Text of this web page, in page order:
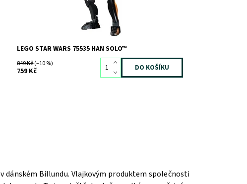
LEGO STAR WARS 75535 HAN SOLO™
849 Kč(–10 %)
759 Kč
dánském Billundu. Vlajkovým produktem společnosti